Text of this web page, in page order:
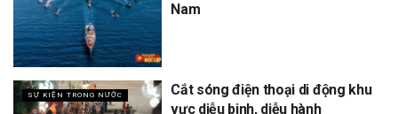
Nam
SỰ KIỆN TRONG NƯỚC
Cắt sóng điện thoại di động khu
vực diễu binh, diễu hành